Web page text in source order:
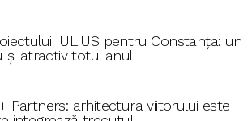
IULIUS pentru Constanța: un
și atractiv totul anul
Partners: arhitectura viitorului este